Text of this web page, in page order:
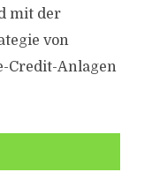
mit der
von
Credit-Anlagen